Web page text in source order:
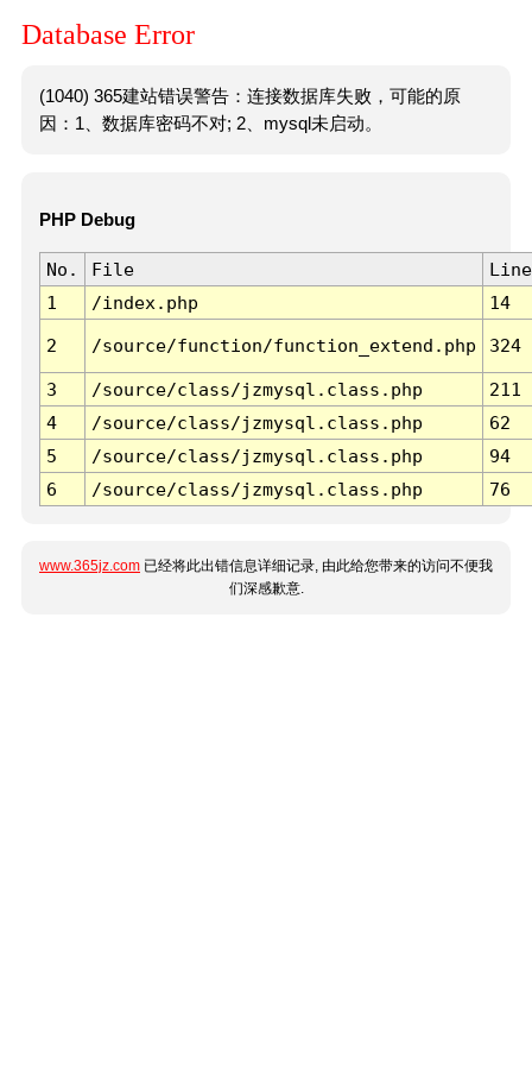
Database Error
(1040) 365建站错误警告：连接数据库失败，可能的原
因：1、数据库密码不对; 2、mysql未启动。
PHP Debug
No. File
Line
1
/index.php 14
2 /source/function/function_extend.php 324
3 /source/class/jzmysql.class.php
211
4
/source/class/jzmysql.class.php
62
5
/source/class/jzmysql.class.php
94
6
/source/class/jzmysql.class.php 76
www.365jz.com 已经将此出错信息详细记录, 由此给您带来的访问不便我
们深感歉意.